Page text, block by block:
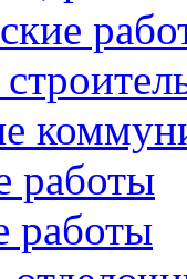
работы
работы